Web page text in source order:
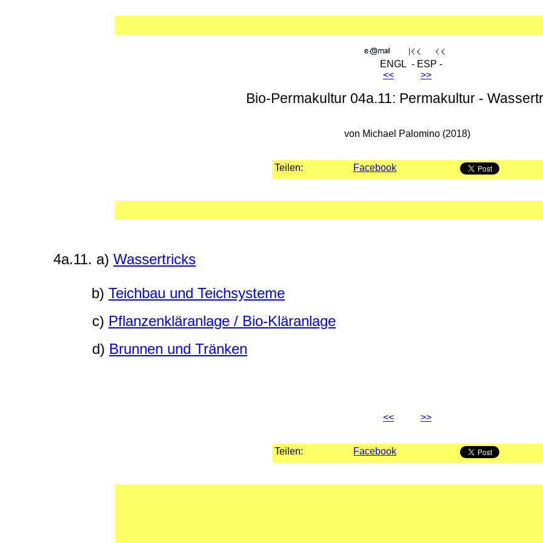
ENGL - ESP -
<<
>>
Bio-Permakultur 04a.11: Permakultur -
von Michael Palomino (2018)
Teilen: Facebook
4a.11. a) Wassertricks
b) Teichbau und Teichsysteme
c) Pflanzenkläranlage / Bio-Kläranlage
d) Brunnen und Tränken
<< >>
Teilen: Facebook